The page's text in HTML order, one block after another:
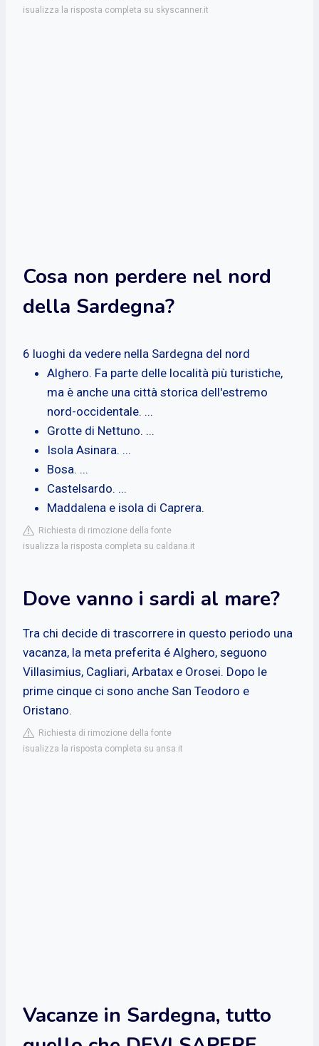
isualizza la risposta completa su skyscanner.it
Cosa non perdere nel nord
della Sardegna?
6 luoghi da vedere nella Sardegna del nord
Alghero. Fa parte delle località più turistiche,
ma è anche una città storica dell'estremo
nord-occidentale. ...
Grotte di Nettuno. ...
Isola Asinara. ...
Bosa. ...
Castelsardo. ...
Maddalena e isola di Caprera.
Richiesta di rimozione della fonte
isualizza la risposta completa su caldana.it
Dove vanno i sardi al mare?
Tra chi decide di trascorrere in questo periodo una
vacanza, la meta preferita é Alghero, seguono
Villasimius, Cagliari, Arbatax e Orosei. Dopo le
prime cinque ci sono anche San Teodoro e
Oristano.
Richiesta di rimozione della fonte
isualizza la risposta completa su ansa.it
Vacanze in Sardegna, tutto